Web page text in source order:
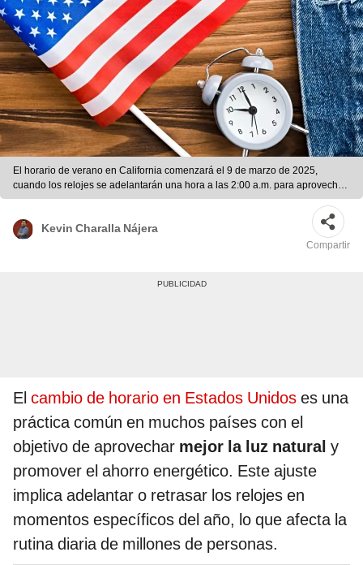
El horario de verano en California comenzará el 9 de marzo de 2025,
cuando los relojes se adelantarán una hora a las 2:00 a.m. para aprovechar
mejor la luz solar. Foto: Freepik
Kevin Charalla Nájera
Compartir
El cambio de horario en Estados Unidos es una
práctica común en muchos países con el
objetivo de aprovechar mejor la luz natural y
promover el ahorro energético. Este ajuste
implica adelantar o retrasar los relojes en
momentos específicos del año, lo que afecta la
rutina diaria de millones de personas.